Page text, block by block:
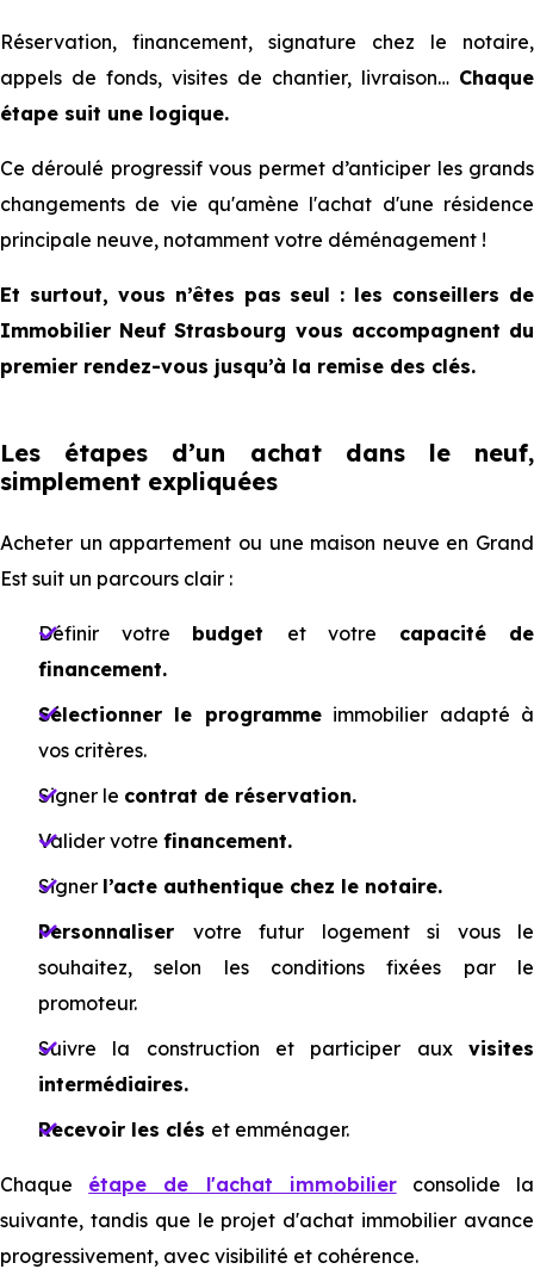
Réservation, financement, signature chez le notaire,
appels de fonds, visites de chantier, livraison… Chaque
étape suit une logique.
Ce déroulé progressif vous permet d’anticiper les grands
changements de vie qu'amène l'achat d'une résidence
principale neuve, notamment votre déménagement !
Et surtout, vous n’êtes pas seul : les conseillers de
Immobilier Neuf Strasbourg vous accompagnent du
premier rendez-vous jusqu’à la remise des clés.
Les étapes d’un achat dans le neuf,
simplement expliquées
Acheter un appartement ou une maison neuve en Grand
Est suit un parcours clair :
Définir votre budget et votre capacité de
financement.
Sélectionner le programmeimmobilier adapté à
vos critères.
Signer le contrat de réservation.
Valider votre financement.
Signer l’acte authentique chez le notaire.
Personnaliser votre futur logement si vous le
souhaitez, selon les conditions fixées par le
promoteur.
Suivre la construction et participer aux visites
intermédiaires.
Recevoir les clés et emménager.
Chaque étape de l'achat immobilierconsolide la
suivante, tandis que le projet d'achat immobilier avance
progressivement, avec visibilité et cohérence.